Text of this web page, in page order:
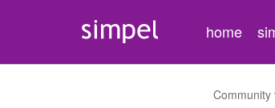
home
Community